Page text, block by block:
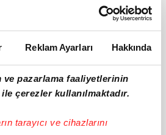
Reklam Ayarları Hakkında
pazarlama faaliyetlerinin
çerezler kullanılmaktadır.
tarayıcı ve cihazlarını